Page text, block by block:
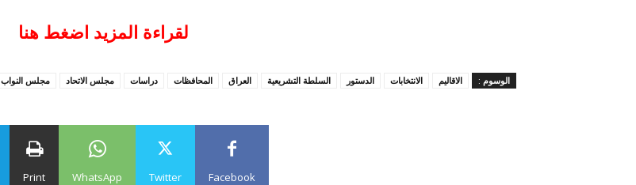
لقراءة المزيد اضغط هنا
الوسوم : الاقاليم الانتخابات الدستور السلطة التشريعية العراق المحافظات دراسات مجلس الاتحاد مجلس النواب
Facebook
Twitter
WhatsApp
Print